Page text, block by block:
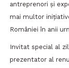
antreprenori și
mai multor
României în anii
Invitat special al
prezentator al